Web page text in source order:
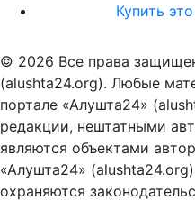
Купить
© 2026 Все права
(alushta24.org). Любые
портале «Алушта24»
редакции, нештатными
являются объектами
«Алушта24»
охраняются